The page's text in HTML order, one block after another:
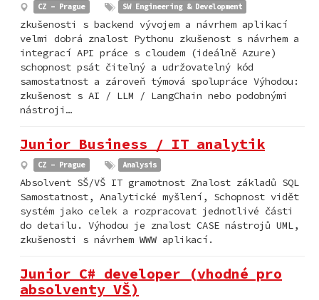
CZ - Prague SW Engineering & Development
zkušenosti s backend vývojem a návrhem aplikací
velmi dobrá znalost Pythonu zkušenost s návrhem a
integrací API práce s cloudem (ideálně Azure)
schopnost psát čitelný a udržovatelný kód
samostatnost a zároveň týmová spolupráce Výhodou:
zkušenost s AI / LLM / LangChain nebo podobnými
nástroji…
Junior Business / IT analytik
CZ - Prague Analysis
Absolvent SŠ/VŠ IT gramotnost Znalost základů SQL
Samostatnost, Analytické myšlení, Schopnost vidět
systém jako celek a rozpracovat jednotlivé části
do detailu. Výhodou je znalost CASE nástrojů UML,
zkušenosti s návrhem WWW aplikací.
Junior C# developer (vhodné pro
absolventy VŠ)